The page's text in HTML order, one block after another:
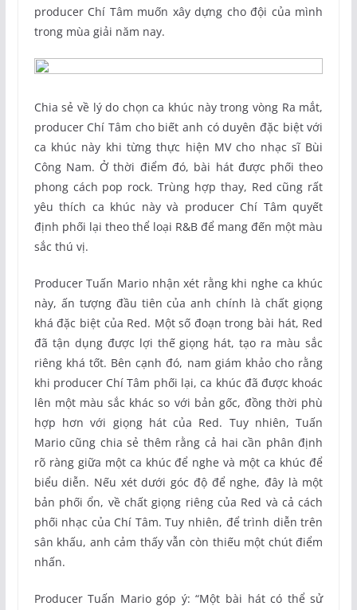
producer Chí Tâm muốn xây dựng cho đội của mình
trong mùa giải năm nay.
Chia sẻ về lý do chọn ca khúc này trong vòng Ra mắt,
producer Chí Tâm cho biết anh có duyên đặc biệt với
ca khúc này khi từng thực hiện MV cho nhạc sĩ Bùi
Công Nam. Ở thời điểm đó, bài hát được phối theo
phong cách pop rock. Trùng hợp thay, Red cũng rất
yêu thích ca khúc này và producer Chí Tâm quyết
định phối lại theo thể loại R&B để mang đến một màu
sắc thú vị.
Producer Tuấn Mario nhận xét rằng khi nghe ca khúc
này, ấn tượng đầu tiên của anh chính là chất giọng
khá đặc biệt của Red. Một số đoạn trong bài hát, Red
đã tận dụng được lợi thế giọng hát, tạo ra màu sắc
riêng khá tốt. Bên cạnh đó, nam giám khảo cho rằng
khi producer Chí Tâm phối lại, ca khúc đã được khoác
lên một màu sắc khác so với bản gốc, đồng thời phù
hợp hơn với giọng hát của Red. Tuy nhiên, Tuấn
Mario cũng chia sẻ thêm rằng cả hai cần phân định
rõ ràng giữa một ca khúc để nghe và một ca khúc để
biểu diễn. Nếu xét dưới góc độ để nghe, đây là một
bản phối ổn, về chất giọng riêng của Red và cả cách
phối nhạc của Chí Tâm. Tuy nhiên, để trình diễn trên
sân khấu, anh cảm thấy vẫn còn thiếu một chút điểm
nhấn.
Producer Tuấn Mario góp ý: “Một bài hát có thể sử